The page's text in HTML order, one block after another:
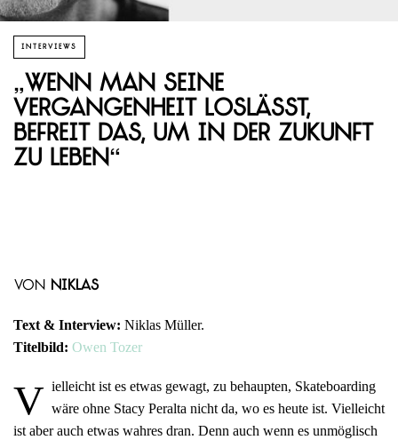
INTERVIEWS
„Wenn man seine
Vergangenheit loslässt,
befreit das, um in der Zukunft
zu leben“
von Niklas
Text & Interview: Niklas Müller.
Titelbild: Owen Tozer
V ielleicht ist es etwas gewagt, zu behaupten, Skateboarding
wäre ohne Stacy Peralta nicht da, wo es heute ist. Vielleicht
ist aber auch etwas wahres dran. Denn auch wenn es unmöglisch